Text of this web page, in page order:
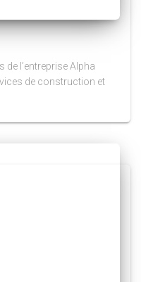
de l’entreprise Alpha
de construction et